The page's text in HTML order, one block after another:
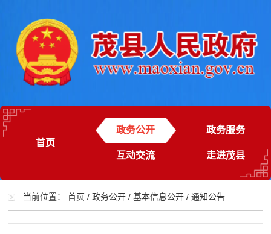
首页
政务公开 政务服务
互动交流 走进茂县
当前位置：首页 /政务公开 /基本信息公开 /通知公告